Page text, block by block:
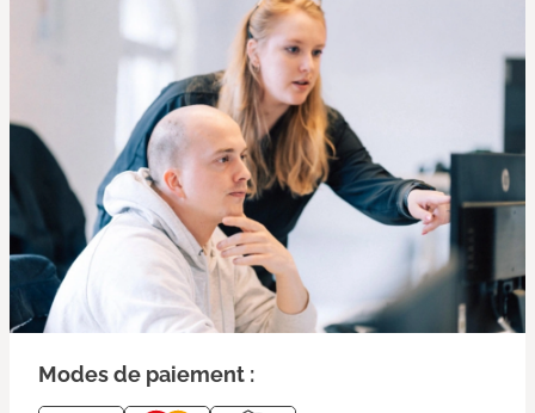
Modes de paiement :